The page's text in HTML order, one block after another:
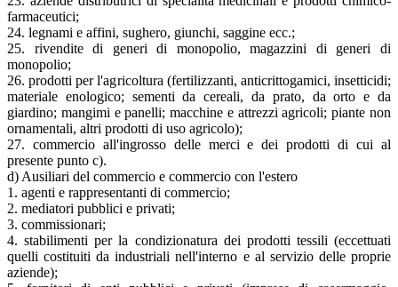
farmaceutici;
24. legnami e affini, sughero, giunchi, saggine ecc.;
25. rivendite di generi di monopolio, magazzini di generi di
monopolio;
26. prodotti per l'agricoltura (fertilizzanti, anticrittogamici, insetticidi;
materiale enologico; sementi da cereali, da prato, da orto e da
giardino; mangimi e panelli; macchine e attrezzi agricoli; piante non
ornamentali, altri prodotti di uso agricolo);
27. commercio all'ingrosso delle merci e dei prodotti di cui al
presente punto c).
d) Ausiliari del commercio e commercio con l'estero
1. agenti e rappresentanti di commercio;
2. mediatori pubblici e privati;
3. commissionari;
4. stabilimenti per la condizionatura dei prodotti tessili (eccettuati
quelli costituiti da industriali nell'interno e al servizio delle proprie
aziende);